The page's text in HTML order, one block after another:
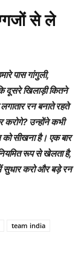
से ले
पास गांगुली,
दूसरे खिलाड़ी कितने
रन बनाते रहते
करोगे? उन्होंने कभी
को सीखना है। एक बार
रूप से खेलता है,
सुधार करो और बड़े रन
team india